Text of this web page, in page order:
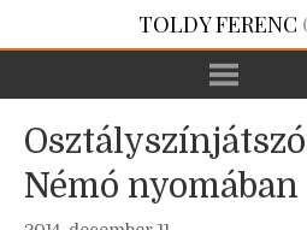
TOLDY FERENC
Némó nyomában